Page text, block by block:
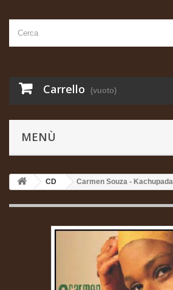
Carrello (vuoto)
MENÙ
CD Carmen Souza - Kachupada